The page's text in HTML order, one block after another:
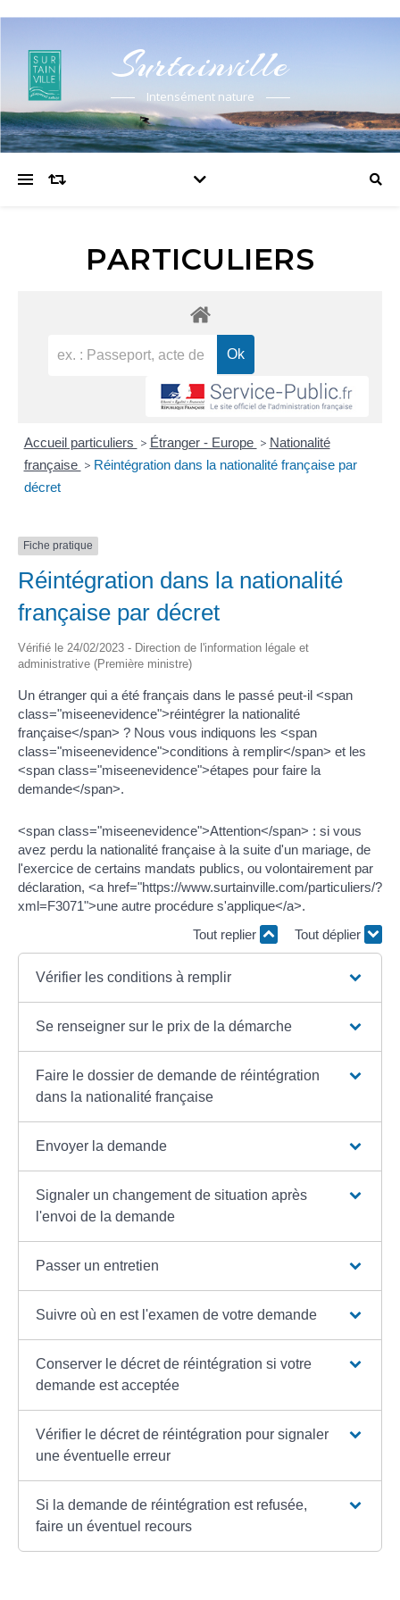
Surtainville
Intensément nature
PARTICULIERS
Accueil particuliers > Étranger - Europe > Nationalité
française > Réintégration dans la nationalité française par
décret
Fiche pratique
Réintégration dans la nationalité
française par décret
Vérifié le 24/02/2023 - Direction de l'information légale et
administrative (Première ministre)
Un étranger qui a été français dans le passé peut-il <span
class="miseenevidence">réintégrer la nationalité
française</span> ? Nous vous indiquons les <span
class="miseenevidence">conditions à remplir</span> et les
<span class="miseenevidence">étapes pour faire la
demande</span>.
<span class="miseenevidence">Attention</span> : si vous
avez perdu la nationalité française à la suite d'un mariage, de
l'exercice de certains mandats publics, ou volontairement par
déclaration, <a href="https://www.surtainville.com/particuliers/?
xml=F3071">une autre procédure s'applique</a>.
Tout replier
Tout déplier
Vérifier les conditions à remplir
Se renseigner sur le prix de la démarche
Faire le dossier de demande de réintégration
dans la nationalité française
Envoyer la demande
Signaler un changement de situation après
l'envoi de la demande
Passer un entretien
Suivre où en est l'examen de votre demande
Conserver le décret de réintégration si votre
demande est acceptée
Vérifier le décret de réintégration pour signaler
une éventuelle erreur
Si la demande de réintégration est refusée,
faire un éventuel recours